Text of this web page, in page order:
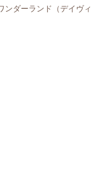
ンダーランド（デイヴィ